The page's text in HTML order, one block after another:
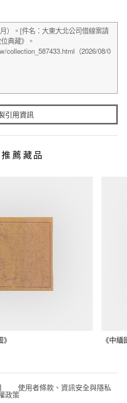
引用資訊
薦藏品
《中
使用者條款、資訊安全與隱私
政策